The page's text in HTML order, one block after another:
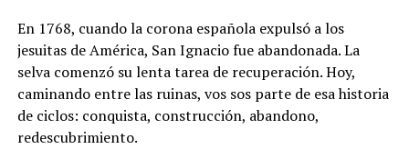
En 1768, cuando la corona española expulsó a los
jesuitas de América, San Ignacio fue abandonada. La
selva comenzó su lenta tarea de recuperación. Hoy,
caminando entre las ruinas, vos sos parte de esa historia
de ciclos: conquista, construcción, abandono,
redescubrimiento.